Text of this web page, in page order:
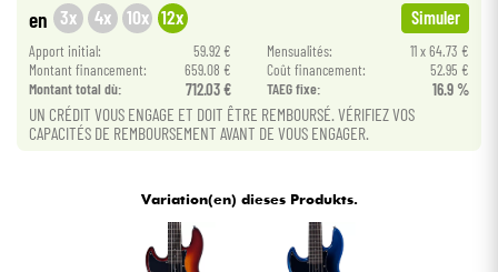
Kabel & Zubehöre
HiFi
Bundle
en 3x 4x 10x 12x Simuler
Apport initial: 59.92 € Mensualités:
11 x 64.73 €
Montant financement:
659.08 € Coût financement:
52.95 €
Montant total dù:
712.03 € TAEG fixe: 16.9 %
UN CRÉDIT VOUS ENGAGE ET DOIT ÊTRE REMBOURSÉ. VÉRIFIEZ VOS
CAPACITÉS DE REMBOURSEMENT AVANT DE VOUS ENGAGER.
Variation(en) dieses Produkts.